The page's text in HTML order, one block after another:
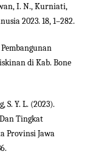
I. N., Kurniati,
2023. 18, 1–282.
di Kab. Bone
S. Y. L. (2023).
Tingkat
Provinsi Jawa